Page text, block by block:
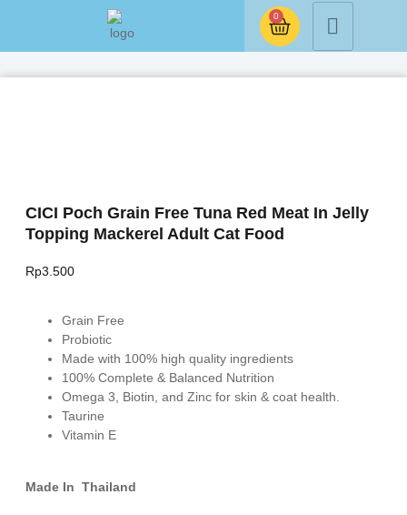
0
CICI Poch Grain Free Tuna Red Meat In Jelly
Topping Mackerel Adult Cat Food
Rp3.500
Grain Free
Probiotic
Made with 100% high quality ingredients
100% Complete & Balanced Nutrition
Omega 3, Biotin, and Zinc for skin & coat health.
Taurine
Vitamin E
Made In Thailand